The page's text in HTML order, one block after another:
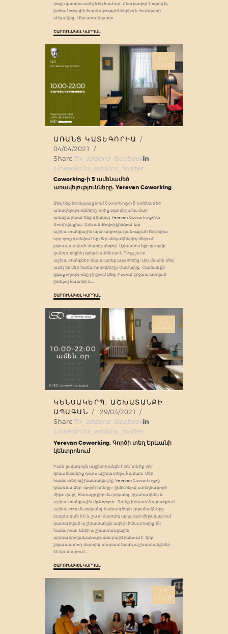
դուք պատրաստել ձեզ համար։ Հնարավոր է օգտվել
խոհանոցային հարմարություններից և հանգստի
սենյակից։ Մեր ստանդարտ…
ՇԱՐՈՒՆԱԿԵԼ ԿԱՐԴԱԼ
04
Ապր
ԱՌԱՆՑ ԿԱՏԵԳՈՐԻԱ
04/04/2021
ShareTrx_addons_facebook
LinkedinTrx_addons_twitter
Coworking-ի 5 ամենամեծ
առավելությունները. Yerevan Coworking
Ձեզ ենք ներկայացնում Coworking-ի 5 ամենամեծ
առավելությունները, որից օգտվելու համար
առաջարկում ենք միանալ Yerevan Coworking-ին։
Մոտիվացիա. Երևան Քովորքինգում կա
աշխատանքային արտադրողականության էներգիա,
երբ դուք գտնվում եք մեր սենյակներից մեկում՝
շրջապատված մարդկանցով: Աշխատանքի դրայվը
դանդաղեցնել գրեթե անհնար է: Դուք շատ
աշխատանքներ կկատարեք այստեղից: Այդ մասին մեզ
ասել են մեր հաճախորդները։ Համայնք. Համայնքի
զգացողությունը չի լքում Ձեզ: Իսօում շրջապատված
լինելով հայտնի և…
ՇԱՐՈՒՆԱԿԵԼ ԿԱՐԴԱԼ
29
Մրտ
ԿԵՆՍԱԿԵՐՊ, ԱՇԽԱՏԱՆՔԻ
ԱՊԱԳԱՆ
29/03/2021
ShareTrx_addons_facebook
LinkedinTrx_addons_twitter
Yerevan Coworking. Գործի տեղ Երևանի
կենտրոնում
Իսօն լավագույն այլընտրանքն է թե՛ տնից, թե՛
գրասենյակից դուրս աշխատելու համար։ Մեր
համատեղ աշխատավայրը`Yerevan Coworking-ը
կդառնա Ձեր «գործի տեղը»՝ ընձեռելով ստեղծագործ
միջավայր, հետաքրքիր մարդկանց շրջանակներ և
աշխատանքային մթնոլորտ։ Գտեք իմաստ Տարածքում
աշխատող մարդկանց նախագծերի շրջանակները
բազմազան են և շատ մարդիկ այդպիսի միջավայրում
կատարված աշխատանքն ավելի իմաստալից են
համարում: Անձի աշխատանքային
արտադրողականությունն բարձրանում է, երբ
շրջապատող մարդիկ տարատեսակ աշխատանքներ
են կատարում:…
ՇԱՐՈՒՆԱԿԵԼ ԿԱՐԴԱԼ
23
Մրտ